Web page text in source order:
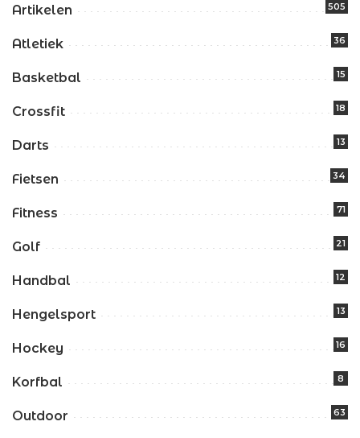
Artikelen 505
Atletiek 36
Basketbal 15
Crossfit 18
Darts 13
Fietsen 34
Fitness 71
Golf 21
Handbal 12
Hengelsport 13
Hockey 16
Korfbal 8
Outdoor 63